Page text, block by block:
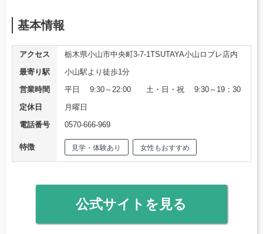
基本情報
アクセス
栃木県小山市中央町3-7-1TSUTAYA小山ロブレ店内
最寄り駅
小山駅より徒歩1分
営業時間
平日 9:30～22:00 土・日・祝 9:30～19：30
定休日
月曜日
電話番号
0570-666-969
特徴 見学・体験あり 女性もおすすめ
公式サイトを見る